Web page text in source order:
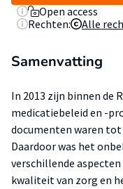
Open access
Rechten:
Alle
Samenvatting
In 2013 zijn binnen de
medicatiebeleid en -
documenten waren tot
Daardoor was het
verschillende
kwaliteit van zorg en